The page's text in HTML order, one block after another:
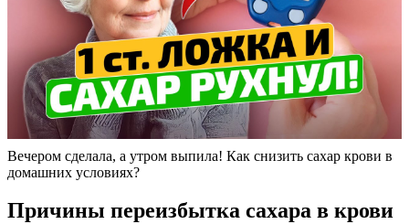
Вечером сделала, а утром выпила! Как снизить сахар крови в
домашних условиях?
Причины переизбытка сахара в крови